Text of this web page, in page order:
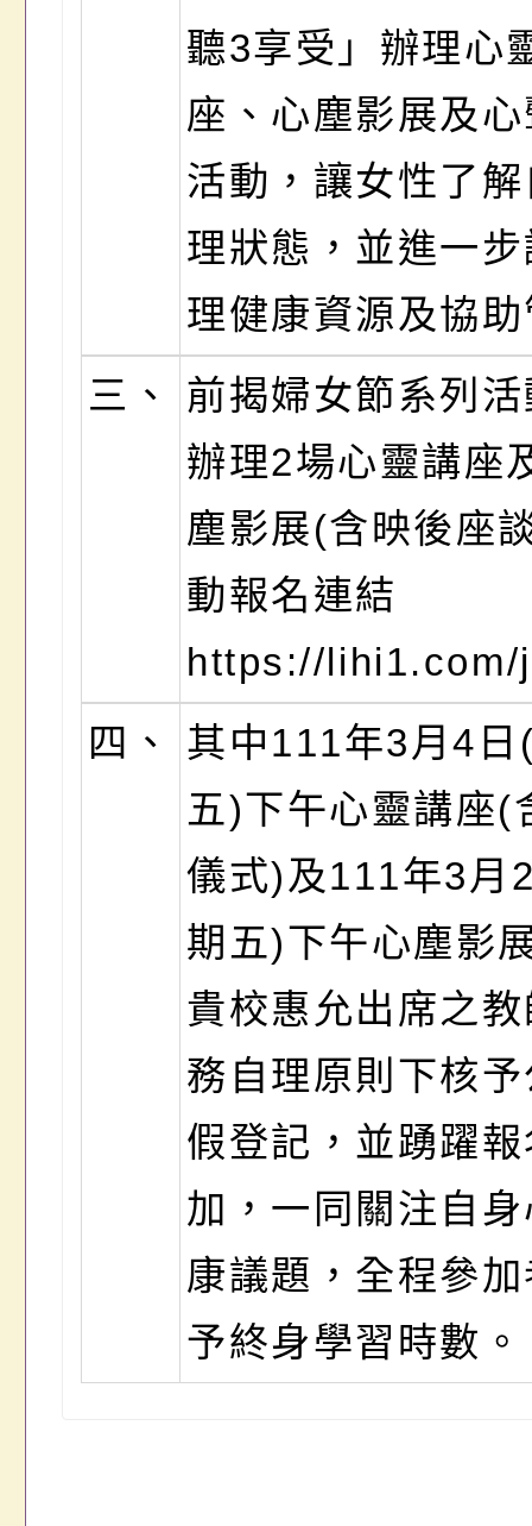
聽3享受」辦理心
座、心塵影展及
活動，讓女性了
理狀態，並進一
理健康資源及協
三、
前揭婦女節系列
辦理2場心靈講座
塵影展(含映後座
動報名連結
https://lihi1.com/
四、
其中111年3月4日
五)下午心靈講座(
儀式)及111年3月
期五)下午心塵影
貴校惠允出席之
務自理原則下核
假登記，並踴躍
加，一同關注自
康議題，全程參
予終身學習時數。